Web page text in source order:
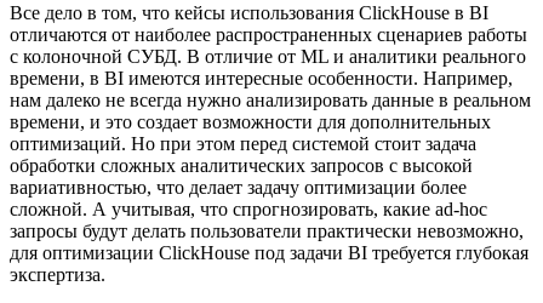
Все дело в том, что кейсы использования ClickHouse в BI
отличаются от наиболее распространенных сценариев работы
с колоночной СУБД. В отличие от ML и аналитики реального
времени, в BI имеются интересные особенности. Например,
нам далеко не всегда нужно анализировать данные в реальном
времени, и это создает возможности для дополнительных
оптимизаций. Но при этом перед системой стоит задача
обработки сложных аналитических запросов с высокой
вариативностью, что делает задачу оптимизации более
сложной. А учитывая, что спрогнозировать, какие ad-hoc
запросы будут делать пользователи практически невозможно,
для оптимизации ClickHouse под задачи BI требуется глубокая
экспертиза.